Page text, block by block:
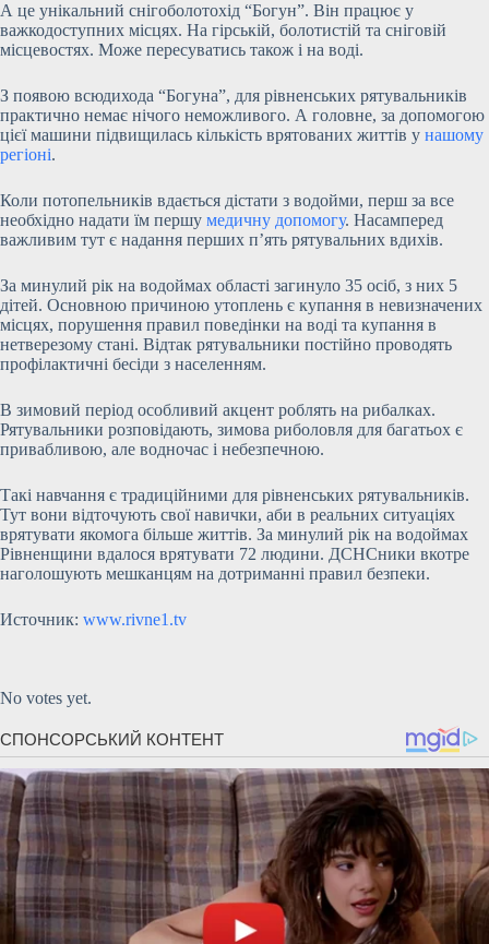
А це унікальний снігоболотохід “Богун”. Він працює у
важкодоступних місцях. На гірській, болотистій та сніговій
місцевостях. Може пересуватись також і на воді.
З появою всюдихода “Богуна”, для рівненських рятувальників
практично немає нічого неможливого. А головне, за допомогою
цієї машини підвищилась кількість врятованих життів у нашому
регіоні.
Коли потопельників вдається дістати з водойми, перш за все
необхідно надати їм першу медичну допомогу. Насамперед
важливим тут є надання перших п’ять рятувальних вдихів.
За минулий рік на водоймах області загинуло 35 осіб, з них 5
дітей. Основною причиною утоплень є купання в невизначених
місцях, порушення правил поведінки на воді та купання в
нетверезому стані. Відтак рятувальники постійно проводять
профілактичні бесіди з населенням.
В зимовий період особливий акцент роблять на рибалках.
Рятувальники розповідають, зимова риболовля для багатьох є
привабливою, але водночас і небезпечною.
Такі навчання є традиційними для рівненських рятувальників.
Тут вони відточують свої навички, аби в реальних ситуаціях
врятувати якомога більше життів. За минулий рік на водоймах
Рівненщини вдалося врятувати 72 людини. ДСНСники вкотре
наголошують мешканцям на дотриманні правил безпеки.
Источник: www.rivne1.tv
No votes yet.